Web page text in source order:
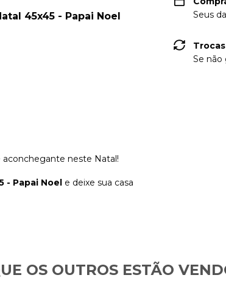
45x45 - Papai Noel
neste Natal!
- Papai Noel e deixe sua casa
Seus
Se não
OS OUTROS ESTÃO